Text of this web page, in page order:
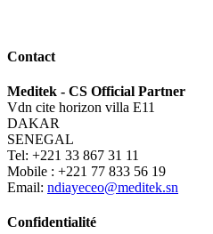
Contact
Meditek - CS Official Partner
Vdn cite horizon villa E11
DAKAR
SENEGAL
Tel: +221 33 867 31 11
Mobile : +221 77 833 56 19
Email: ndiayeceo@meditek.sn
Confidentialité